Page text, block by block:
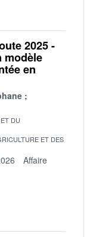
2025 -
modèle
en
DU
ET DES
Affaire